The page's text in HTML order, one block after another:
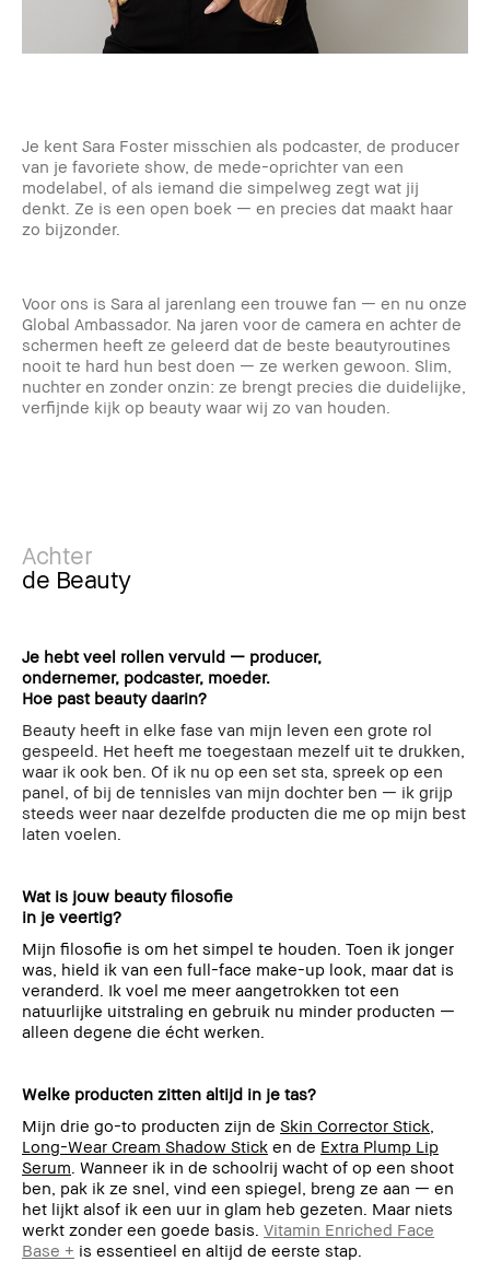
Je kent Sara Foster misschien als podcaster, de producer
van je favoriete show, de mede-oprichter van een
modelabel, of als iemand die simpelweg zegt wat jij
denkt. Ze is een open boek — en precies dat maakt haar
zo bijzonder.
Voor ons is Sara al jarenlang een trouwe fan — en nu onze
Global Ambassador. Na jaren voor de camera en achter de
schermen heeft ze geleerd dat de beste beautyroutines
nooit te hard hun best doen — ze werken gewoon. Slim,
nuchter en zonder onzin: ze brengt precies die duidelijke,
verfijnde kijk op beauty waar wij zo van houden.
Achter
de Beauty
Je hebt veel rollen vervuld — producer,
ondernemer, podcaster, moeder.
Hoe past beauty daarin?
Beauty heeft in elke fase van mijn leven een grote rol
gespeeld. Het heeft me toegestaan mezelf uit te drukken,
waar ik ook ben. Of ik nu op een set sta, spreek op een
panel, of bij de tennisles van mijn dochter ben — ik grijp
steeds weer naar dezelfde producten die me op mijn best
laten voelen.
Wat is jouw beauty filosofie
in je veertig?
Mijn filosofie is om het simpel te houden. Toen ik jonger
was, hield ik van een full-face make-up look, maar dat is
veranderd. Ik voel me meer aangetrokken tot een
natuurlijke uitstraling en gebruik nu minder producten —
alleen degene die écht werken.
Welke producten zitten altijd in je tas?
Mijn drie go-to producten zijn de Skin Corrector Stick
Long-Wear Cream Shadow Stick en de Extra Plump Lip
Serum . Wanneer ik in de schoolrij wacht of op een shoot
ben, pak ik ze snel, vind een spiegel, breng ze aan — en
het lijkt alsof ik een uur in glam heb gezeten. Maar niets
werkt zonder een goede basis. Vitamin Enriched Face
Base + is essentieel en altijd de eerste stap.